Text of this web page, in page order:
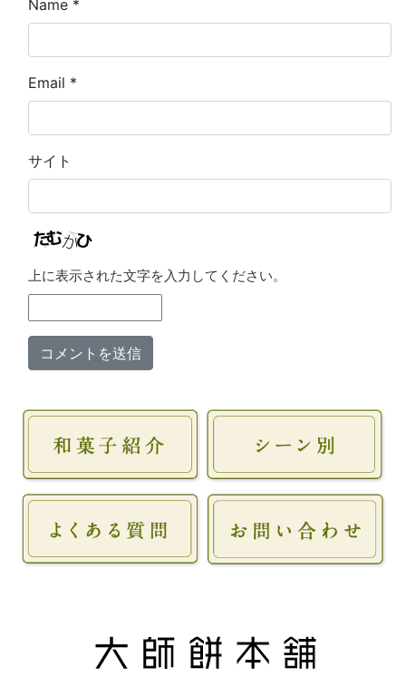
Name *
Email *
サイト
上に表示された文字を入力してください。